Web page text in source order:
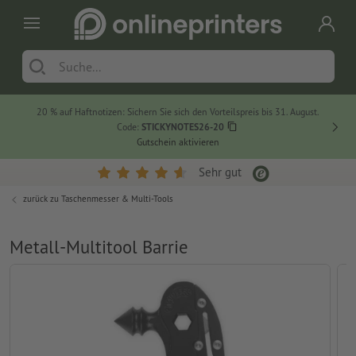
20 % auf Haftnotizen: Sichern Sie sich den Vorteilspreis bis 31. August.
Code: STICKYNOTES26-20
Gutschein aktivieren
Sehr gut
zurück zu Taschenmesser & Multi-Tools
Metall-Multitool Barrie